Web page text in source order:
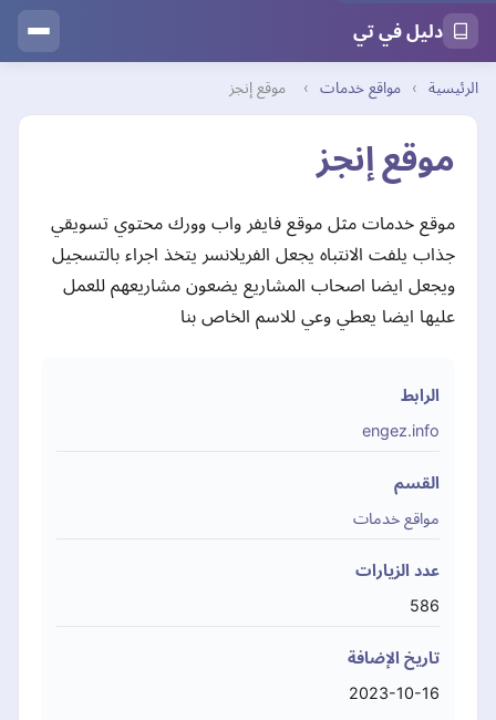
دليل في تي
الرئيسية › مواقع خدمات › موقع إنجز
موقع إنجز
موقع خدمات مثل موقع فايفر واب وورك محتوي تسويقي
جذاب يلفت الانتباه يجعل الفريلانسر يتخذ اجراء بالتسجيل
ويجعل ايضا اصحاب المشاريع يضعون مشاريعهم للعمل
عليها ايضا يعطي وعي للاسم الخاص بنا
الرابط
engez.info
القسم
مواقع خدمات
عدد الزيارات
586
تاريخ الإضافة
2023-10-16